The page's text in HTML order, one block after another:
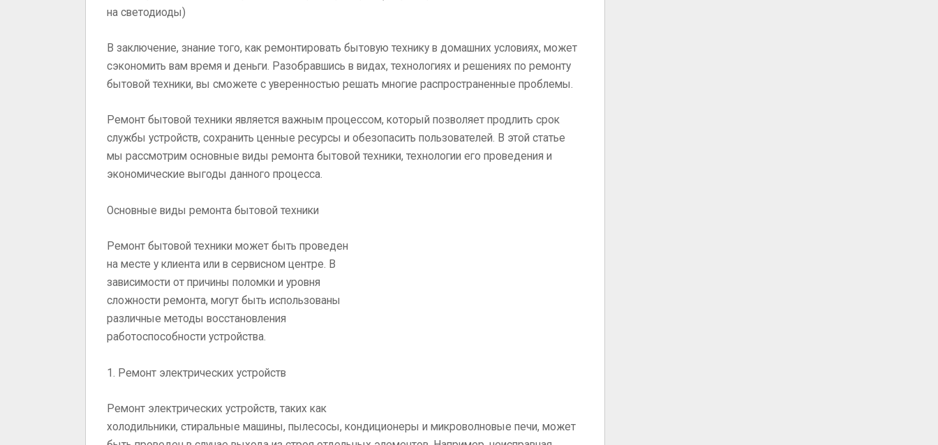
на светодиоды)
В заключение, знание того, как ремонтировать бытовую технику в домашних условиях, может
сэкономить вам время и деньги. Разобравшись в видах, технологиях и решениях по ремонту
бытовой техники, вы сможете с уверенностью решать многие распространенные проблемы.
Ремонт бытовой техники является важным процессом, который позволяет продлить срок
службы устройств, сохранить ценные ресурсы и обезопасить пользователей. В этой статье
мы рассмотрим основные виды ремонта бытовой техники, технологии его проведения и
экономические выгоды данного процесса.
Основные виды ремонта бытовой техники
Ремонт бытовой техники может быть проведен
на месте у клиента или в сервисном центре. В
зависимости от причины поломки и уровня
сложности ремонта, могут быть использованы
различные методы восстановления
работоспособности устройства.
1. Ремонт электрических устройств
Ремонт электрических устройств, таких как
холодильники, стиральные машины, пылесосы, кондиционеры и микроволновые печи, может